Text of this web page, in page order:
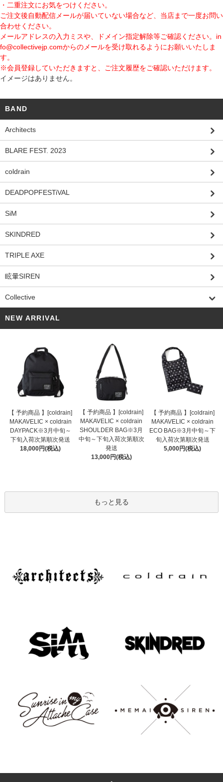
・二重注文にお気をつけください。
ご注文後自動配信メールが届いていない場合など、当店まで一度お問い
合わせください。
メールアドレスの入力ミスや、ドメイン指定解除等ご確認ください。 in
fo@collectivejp.comからのメールを受け取れるようにお願いいたしま
す。
※会員登録していただきますと、ご注文履歴をご確認いただけます。
イメージはありません。
BAND
Architects
BLARE FEST. 2023
coldrain
DEADPOPFESTiVAL
SiM
SKINDRED
TRIPLE AXE
眩暈SIREN
Collective
NEW ARRIVAL
【 予約商品 】[coldrain]
MAKAVELIC × coldrain
DAYPACK※3月中旬～
下旬入荷次第順次発送
18,000円(税込)
【 予約商品 】[coldrain]
MAKAVELIC × coldrain
SHOULDER BAG※3月
中旬～下旬入荷次第順次
発送
13,000円(税込)
【 予約商品 】[coldrain]
MAKAVELIC × coldrain
ECO BAG※3月中旬～下
旬入荷次第順次発送
5,000円(税込)
もっと見る